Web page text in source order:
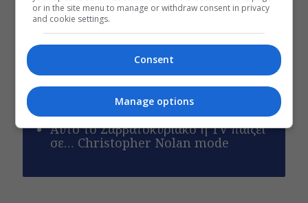
Αύγουστος στην Αθήνα: 5 μαγαζιά
που κάνουν τις διακοπές να μοιάζουν
λίγο πιο κοντά
Παναγώτης Χ. Βούρος: Η “Παραξενιά”
διαφέρουμε
Αυτό το Σαββατοκύριακο η TV παίζει
σε… Christopher Nolan mode
or in the site menu to manage or withdraw consent in privacy
and cookie settings.
Consent
Manage options